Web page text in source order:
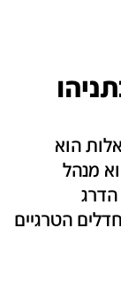
הוא
מנהל
הטרגיים